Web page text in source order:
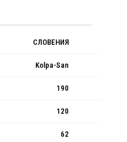
СЛОВЕНИЯ
Kolpa-San
190
120
62